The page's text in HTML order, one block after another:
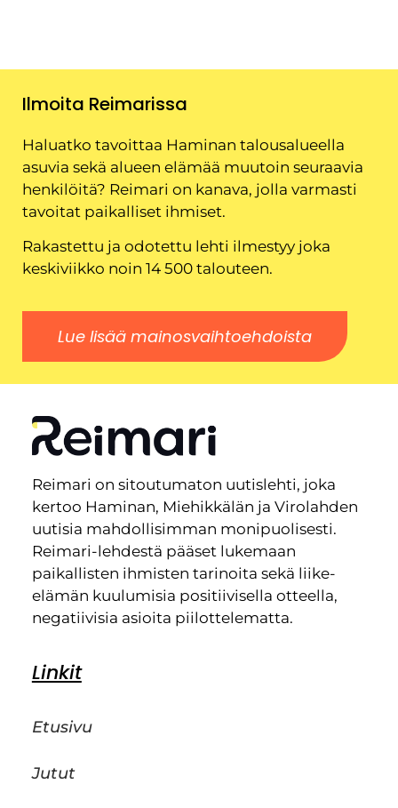
Ilmoita Reimarissa
Haluatko tavoittaa Haminan talousalueella
asuvia sekä alueen elämää muutoin seuraavia
henkilöitä? Reimari on kanava, jolla varmasti
tavoitat paikalliset ihmiset.
Rakastettu ja odotettu lehti ilmestyy joka
keskiviikko noin 14 500 talouteen.
Lue lisää mainosvaihtoehdoista
Reimari on sitoutumaton uutislehti, joka
kertoo Haminan, Miehikkälän ja Virolahden
uutisia mahdollisimman monipuolisesti.
Reimari-lehdestä pääset lukemaan
paikallisten ihmisten tarinoita sekä liike-
elämän kuulumisia positiivisella otteella,
negatiivisia asioita piilottelematta.
Linkit
Etusivu
Jutut